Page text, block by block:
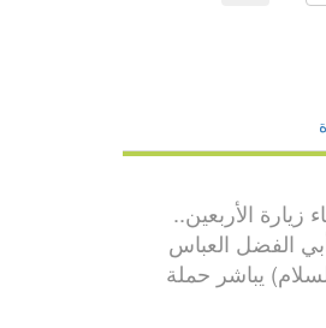
زيارة الأربعين..
الفضل العباس
يباشر حملة